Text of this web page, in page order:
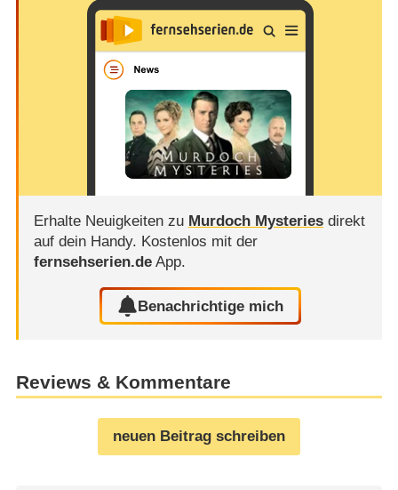
Erhalte Neuigkeiten zu Murdoch Mysteriesdirekt
auf dein Handy. Kostenlos mit der
fernsehserien.deApp.
Benachrichtige mich
Reviews & Kommentare
neuen Beitrag schreiben